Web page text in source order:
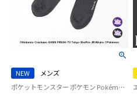
NEW
メンズ
ポケットモンスター ポケモン Pokémon 公式オンラインショップ 紳士 靴下 男性